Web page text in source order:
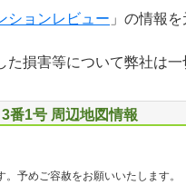
ションレビュー 」の情報
た損害等について弊社は
番1号 周辺地図情報
予めご容赦をお願いいたします。